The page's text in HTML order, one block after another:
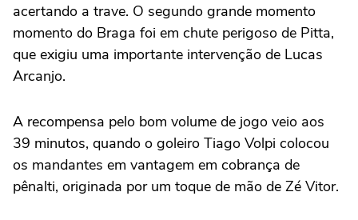
acertando a trave. O segundo grande momento
momento do Braga foi em chute perigoso de Pitta,
que exigiu uma importante intervenção de Lucas
Arcanjo.
A recompensa pelo bom volume de jogo veio aos
39 minutos, quando o goleiro Tiago Volpi colocou
os mandantes em vantagem em cobrança de
pênalti, originada por um toque de mão de Zé Vitor.